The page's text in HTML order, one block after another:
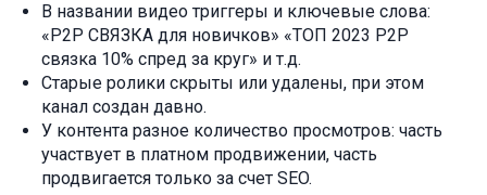
В названии видео триггеры и ключевые слова:
«P2P СВЯЗКА для новичков» «ТОП 2023 P2P
связка 10% спред за круг» и т.д.
Старые ролики скрыты или удалены, при этом
канал создан давно.
У контента разное количество просмотров: часть
участвует в платном продвижении, часть
продвигается только за счет SEO.